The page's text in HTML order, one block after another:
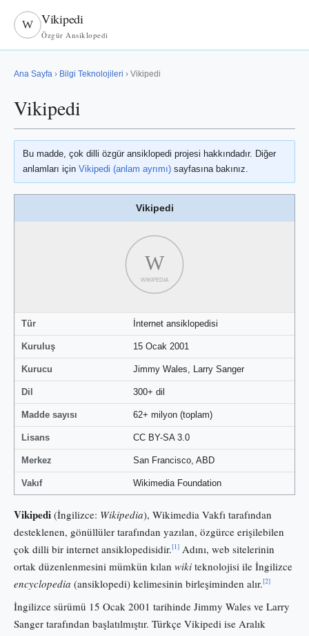
W Vikipedi
Özgür Ansiklopedi
Ana Sayfa › Bilgi Teknolojileri › Vikipedi
Vikipedi
Bu madde, çok dilli özgür ansiklopedi projesi hakkındadır. Diğer
anlamları için Vikipedi (anlam ayrımı) sayfasına bakınız.
Vikipedi
W
WIKIPEDIA
Tür İnternet ansiklopedisi
Kuruluş 15 Ocak 2001
Kurucu Jimmy Wales, Larry Sanger
Dil 300+ dil
Madde sayısı 62+ milyon (toplam)
Lisans CC BY-SA 3.0
Merkez San Francisco, ABD
Vakıf Wikimedia Foundation
Vikipedi (İngilizce: Wikipedia), Wikimedia Vakfı tarafından
desteklenen, gönüllüler tarafından yazılan, özgürce erişilebilen
çok dilli bir internet ansiklopedisidir.[1] Adını, web sitelerinin
ortak düzenlenmesini mümkün kılan wiki teknolojisi ile İngilizce
encyclopedia (ansiklopedi) kelimesinin birleşiminden alır.[2]
İngilizce sürümü 15 Ocak 2001 tarihinde Jimmy Wales ve Larry
Sanger tarafından başlatılmıştır. Türkçe Vikipedi ise Aralık